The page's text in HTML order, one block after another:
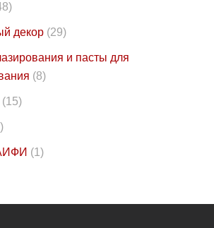
декор (29)
и пасты для
(8)
(15)
(1)